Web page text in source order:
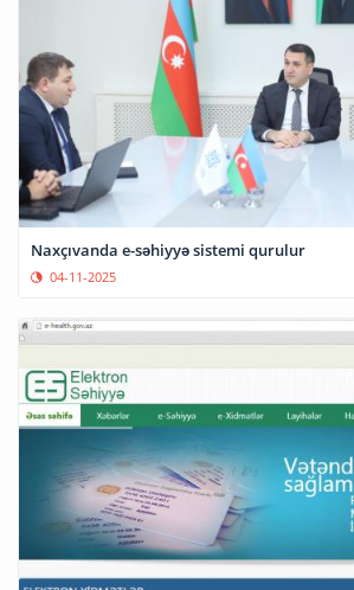
Naxçıvanda e-səhiyyə sistemi qurulur
04-11-2025